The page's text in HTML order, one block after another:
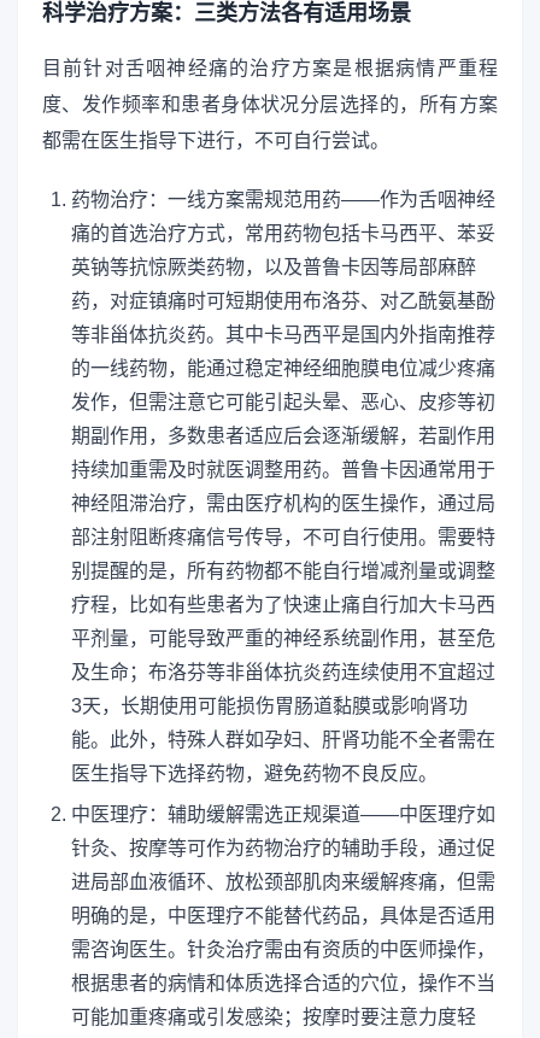
科学治疗方案：三类方法各有适用场景
目前针对舌咽神经痛的治疗方案是根据病情严重程
度、发作频率和患者身体状况分层选择的，所有方案
都需在医生指导下进行，不可自行尝试。
药物治疗：一线方案需规范用药——作为舌咽神经
痛的首选治疗方式，常用药物包括卡马西平、苯妥
英钠等抗惊厥类药物，以及普鲁卡因等局部麻醉
药，对症镇痛时可短期使用布洛芬、对乙酰氨基酚
等非甾体抗炎药。其中卡马西平是国内外指南推荐
的一线药物，能通过稳定神经细胞膜电位减少疼痛
发作，但需注意它可能引起头晕、恶心、皮疹等初
期副作用，多数患者适应后会逐渐缓解，若副作用
持续加重需及时就医调整用药。普鲁卡因通常用于
神经阻滞治疗，需由医疗机构的医生操作，通过局
部注射阻断疼痛信号传导，不可自行使用。需要特
别提醒的是，所有药物都不能自行增减剂量或调整
疗程，比如有些患者为了快速止痛自行加大卡马西
平剂量，可能导致严重的神经系统副作用，甚至危
及生命；布洛芬等非甾体抗炎药连续使用不宜超过
3天，长期使用可能损伤胃肠道黏膜或影响肾功
能。此外，特殊人群如孕妇、肝肾功能不全者需在
医生指导下选择药物，避免药物不良反应。
中医理疗：辅助缓解需选正规渠道——中医理疗如
针灸、按摩等可作为药物治疗的辅助手段，通过促
进局部血液循环、放松颈部肌肉来缓解疼痛，但需
明确的是，中医理疗不能替代药品，具体是否适用
需咨询医生。针灸治疗需由有资质的中医师操作，
根据患者的病情和体质选择合适的穴位，操作不当
可能加重疼痛或引发感染；按摩时要注意力度轻